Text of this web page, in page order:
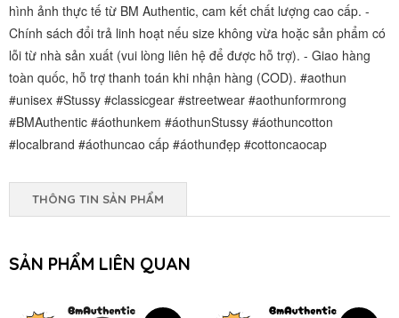
hình ảnh thực tế từ BM Authentic, cam kết chất lượng cao cấp. -
Chính sách đổi trả linh hoạt nếu size không vừa hoặc sản phẩm có
lỗi từ nhà sản xuất (vui lòng liên hệ để được hỗ trợ). - Giao hàng
toàn quốc, hỗ trợ thanh toán khi nhận hàng (COD). #aothun
#unisex #Stussy #classicgear #streetwear #aothunformrong
#BMAuthentic #áothunkem #áothunStussy #áothuncotton
#localbrand #áothuncao cấp #áothunđẹp #cottoncaocap
THÔNG TIN SẢN PHẨM
SẢN PHẨM LIÊN QUAN